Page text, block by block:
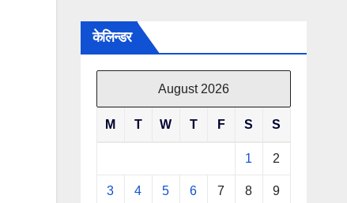
केलिन्डर
August 2026
M T W T F S S
1 2
3 4 5 6 7 8 9